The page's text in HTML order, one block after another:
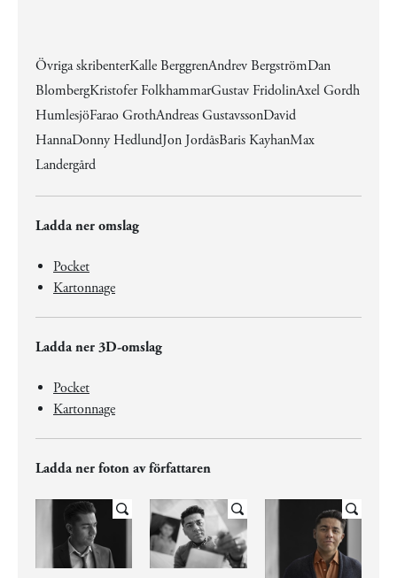
Övriga skribenterKalle BerggrenAndrev BergströmDan
BlombergKristofer FolkhammarGustav FridolinAxel Gordh
HumlesjöFarao GrothAndreas GustavssonDavid
HannaDonny HedlundJon JordåsBaris KayhanMax
Landergård
Ladda ner omslag
Pocket
Kartonnage
Ladda ner 3D-omslag
Pocket
Kartonnage
Ladda ner foton av författaren